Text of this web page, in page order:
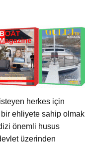
herkes için
ehliyete sahip olmak
önemli husus
üzerinden